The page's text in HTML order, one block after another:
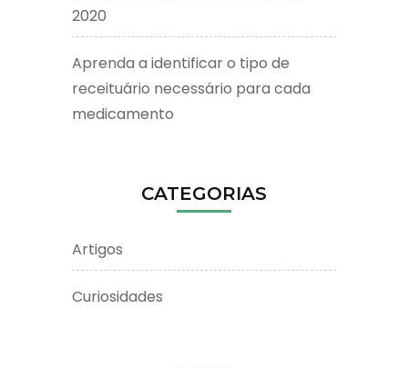
2020
Aprenda a identificar o tipo de
receituário necessário para cada
medicamento
CATEGORIAS
Artigos
Curiosidades